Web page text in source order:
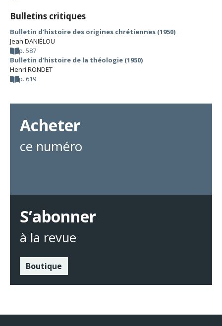
Bulletins critiques
Bulletin d’histoire des origines chrétiennes (1950)
Jean DANIÉLOU
p. 587
Bulletin d’histoire de la théologie (1950)
Henri RONDET
p. 619
Acheter
ce numéro
S’abonner
à la revue
Boutique